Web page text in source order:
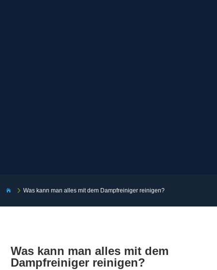
 5Was kann man alles mit dem Dampfreiniger reinigen?
Was kann man alles mit dem
Dampfreiniger reinigen?